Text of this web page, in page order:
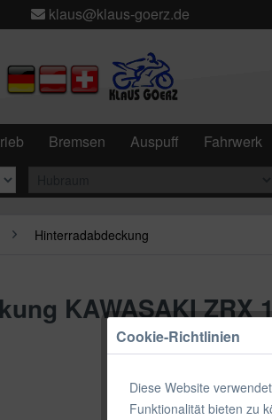
klaus@klaus-goerz.de
Bremsen Auspuff Fahrwerk
Hinterradabdeckung
KAWASAKI ZRX
Cookie-Richtlinien
Diese Website
Funktionalität bieten zu